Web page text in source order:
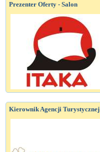
Prezenter Oferty - Salon
Kierownik Agencji Turystycznej